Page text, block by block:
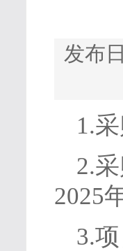
发布
1.
2.
2025
3.